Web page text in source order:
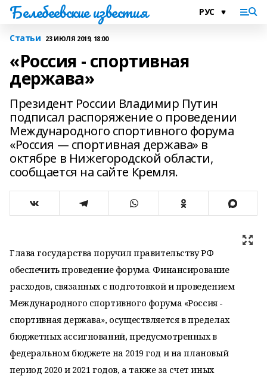
Белебеевские известия
Статьи 23 ИЮЛЯ 2019, 18:00
«Россия - спортивная
держава»
Президент России Владимир Путин
подписал распоряжение о проведении
Международного спортивного форума
«Россия — спортивная держава» в
октябре в Нижегородской области,
сообщается на сайте Кремля.
Глава государства поручил правительству РФ
обеспечить проведение форума. Финансирование
расходов, связанных с подготовкой и проведением
Международного спортивного форума «Россия -
спортивная держава», осуществляется в пределах
бюджетных ассигнований, предусмотренных в
федеральном бюджете на 2019 год и на плановый
период 2020 и 2021 годов, а также за счет иных